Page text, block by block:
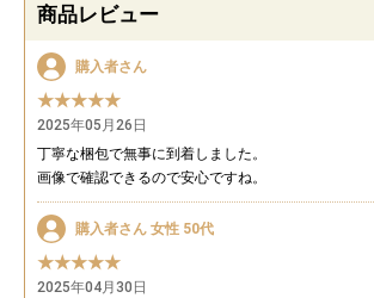
商品レビュー
購入者さん
★★★★★
2025年05月26日
丁寧な梱包で無事に到着しました。
画像で確認できるので安心ですね。
購入者さん 女性 50代
★★★★★
2025年04月30日